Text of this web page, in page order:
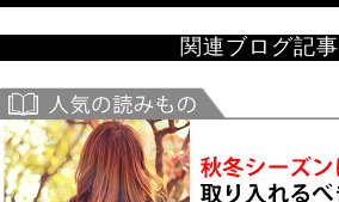
関連ブログ記事